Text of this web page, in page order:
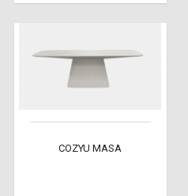
COZYU MASA